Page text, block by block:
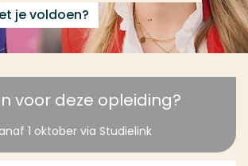
je voldoen?
voor deze opleiding?
1 oktober via Studielink